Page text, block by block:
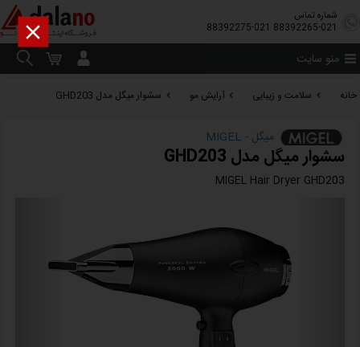
شماره تماس
88392265-021
88392275-021
منو سایت
خانه سلامت و زیبایی آرایش مو سشوار میگل مدل GHD203
میگل - MIGEL
سشوار میگل مدل GHD203
MIGEL Hair Dryer GHD203
